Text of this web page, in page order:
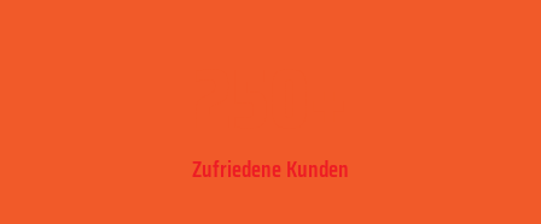
Zufriedene Kunden